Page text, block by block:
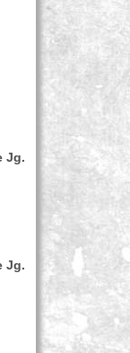
Jg.
Jg.